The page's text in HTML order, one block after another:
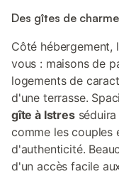
Des gîtes de
Côté hébergement,
vous : maisons de
logements de
d'une terrasse.
gîte à Istresséduira
comme les couples
d'authenticité.
d'un accès facile